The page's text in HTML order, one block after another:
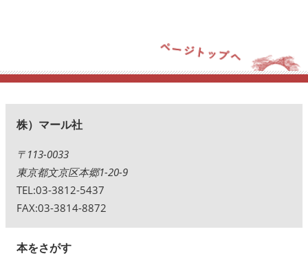
株）マール社
〒113-0033
東京都文京区本郷1-20-9
TEL:03-3812-5437
FAX:03-3814-8872
本をさがす